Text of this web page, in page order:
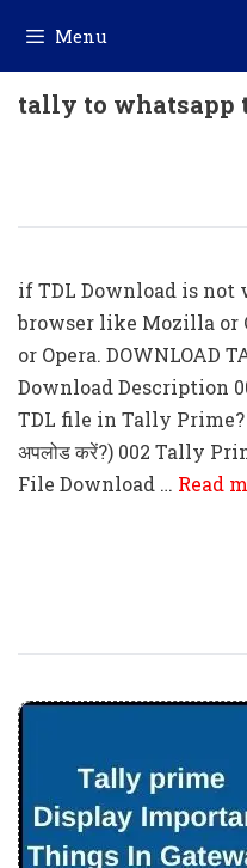
content
Menu
tally to whatsapp
if TDL Download is
browser like Mozilla or
or Opera. DOWNLOAD
Download Description
TDL file in Tally Prime? (
अपलोड करें?) 002 Tally
File Download … Read